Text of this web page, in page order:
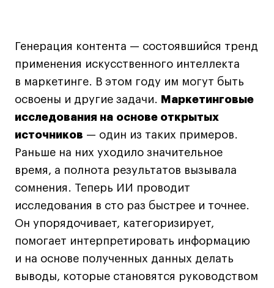
Генерация контента — состоявшийся тренд
применения искусственного интеллекта
в маркетинге. В этом году им могут быть
освоены и другие задачи.
Маркетинговые
исследования на основе открытых
источников — один из таких примеров.
Раньше на них уходило значительное
время, а полнота результатов вызывала
сомнения. Теперь ИИ проводит
исследования в сто раз быстрее и точнее.
Он упорядочивает, категоризирует,
помогает интерпретировать информацию
и на основе полученных данных делать
выводы, которые становятся руководством